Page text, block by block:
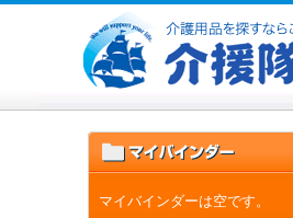
マイバインダーは空です。